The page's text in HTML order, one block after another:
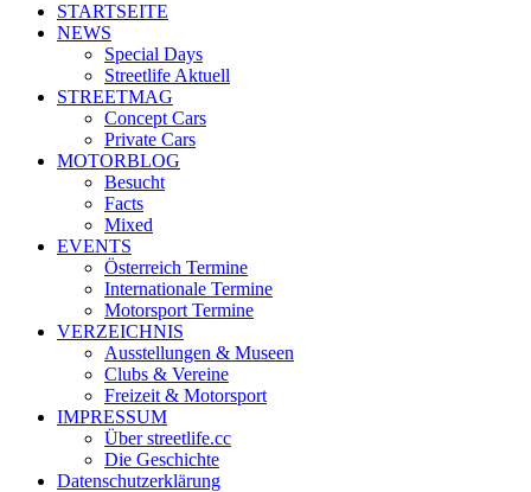
STARTSEITE
NEWS
Special Days
Streetlife Aktuell
STREETMAG
Concept Cars
Private Cars
MOTORBLOG
Besucht
Facts
Mixed
EVENTS
Österreich Termine
Internationale Termine
Motorsport Termine
VERZEICHNIS
Ausstellungen & Museen
Clubs & Vereine
Freizeit & Motorsport
IMPRESSUM
Über streetlife.cc
Die Geschichte
Datenschutzerklärung